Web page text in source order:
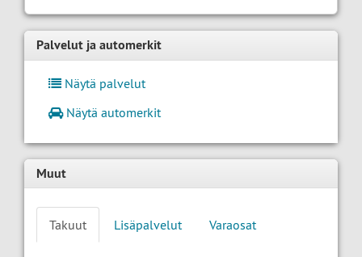
Palvelut ja automerkit
Näytä palvelut
Näytä automerkit
Muut
Takuut Lisäpalvelut Varaosat